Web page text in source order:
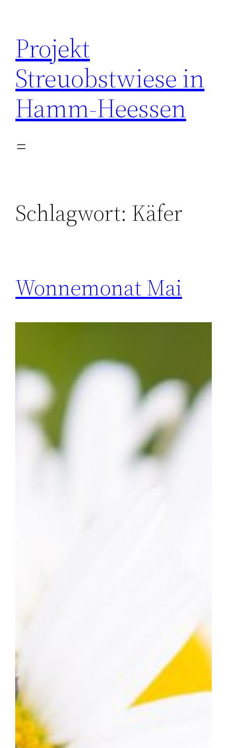
springen
Projekt
Streuobstwiese in
Hamm-Heessen
Schlagwort: Käfer
Wonnemonat Mai